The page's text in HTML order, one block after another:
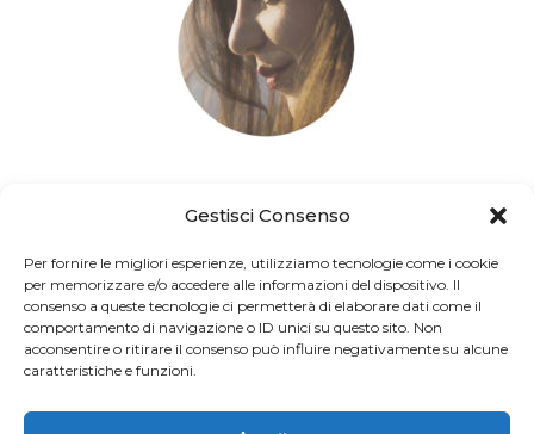
Gestisci Consenso
Per fornire le migliori esperienze, utilizziamo tecnologie come i cookie
per memorizzare e/o accedere alle informazioni del dispositivo. Il
consenso a queste tecnologie ci permetterà di elaborare dati come il
comportamento di navigazione o ID unici su questo sito. Non
acconsentire o ritirare il consenso può influire negativamente su alcune
caratteristiche e funzioni.